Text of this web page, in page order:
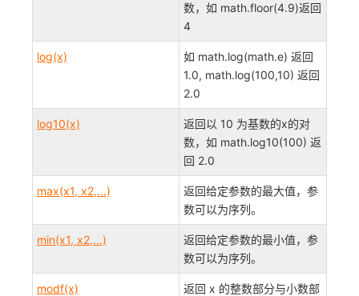
数，如 math.floor(4.9)返回
4
log(x)
如 math.log(math.e) 返回
1.0, math.log(100,10) 返回
2.0
log10(x)
返回以 10 为基数的x的对
数，如 math.log10(100) 返
回 2.0
max(x1, x2,...)
返回给定参数的最大值，参
数可以为序列。
min(x1, x2,...)
返回给定参数的最小值，参
数可以为序列。
modf(x)
返回 x 的整数部分与小数部